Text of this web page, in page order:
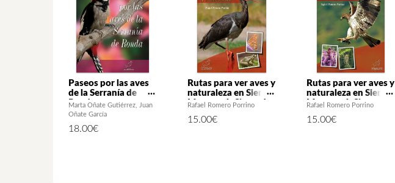
Paseos por las aves
de la Serranía de
Ronda
Marta Oñate Gutiérrez
Juan
Oñate García
18.00€
Rutas para ver aves y
naturaleza en Sierra
Morena. 1: Sierra de
Aroche
Rafael Romero Porrino
15.00€
Rutas para ver aves y
naturaleza en Sierra
Morena. 4: Sierra
Rafael Romero Porrino
15.00€